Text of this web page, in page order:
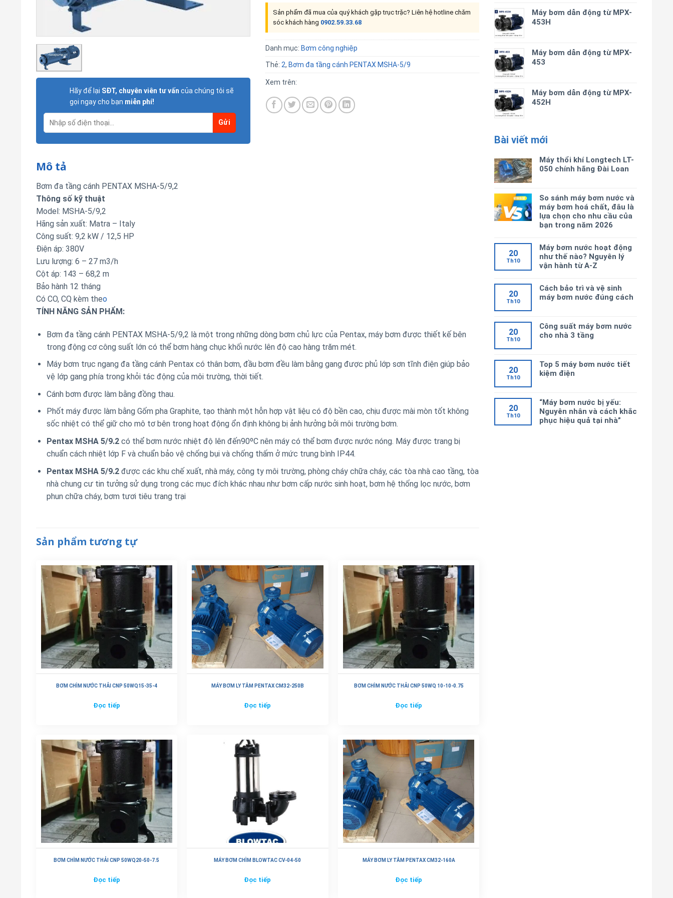
Máy bơm dẫn động từ MPX-
453H
Máy bơm dẫn động từ MPX-
453
Máy bơm dẫn động từ MPX-
452H
Bài viết mới
Máy thổi khí Longtech LT-
050 chính hãng Đài Loan
So sánh máy bơm nước và
máy bơm hoá chất, đâu là
lựa chọn cho nhu cầu của
bạn trong năm 2026
20
Th10
Máy bơm nước hoạt động
như thế nào? Nguyên lý
vận hành từ A-Z
20
Th10
Cách bảo trì và vệ sinh
máy bơm nước đúng cách
20
Th10
Công suất máy bơm nước
cho nhà 3 tầng
20
Th10
Top 5 máy bơm nước tiết
kiệm điện
20
Th10
“Máy bơm nước bị yếu:
Nguyên nhân và cách khắc
phục hiệu quả tại nhà”
Hãy để lại SĐT, chuyên viên tư vấn của chúng tôi sẽ
gọi ngay cho bạn miễn phí!
Sản phẩm đã mua của quý khách gặp trục trặc? Liên hệ hotline chăm
sóc khách hàng 0902.59.33.68
Danh mục: Bơm công nghiệp
Thẻ: 2, Bơm đa tầng cánh PENTAX MSHA-5/9
Xem trên:
Mô tả
Bơm đa tầng cánh PENTAX MSHA-5/9,2
Thông số kỹ thuật
Model: MSHA-5/9,2
Hãng sản xuất: Matra – Italy
Công suất: 9,2 kW / 12,5 HP
Điện áp: 380V
Lưu lượng: 6 – 27 m3/h
Cột áp: 143 – 68,2 m
Bảo hành 12 tháng
Có CO, CQ kèm theo
TÍNH NĂNG SẢN PHẨM:
Bơm đa tầng cánh PENTAX MSHA-5/9,2 là một trong những dòng bơm chủ lực của Pentax, máy bơm được thiết kế bên
trong động cơ công suất lớn có thể bơm hàng chục khối nước lên độ cao hàng trăm mét.
Máy bơm trục ngang đa tầng cánh Pentax có thân bơm, đầu bơm đều làm bằng gang được phủ lớp sơn tĩnh điện giúp bảo
vệ lớp gang phía trong khỏi tác động của môi trường, thời tiết.
Cánh bơm được làm bằng đồng thau.
Phốt máy được làm bằng Gốm pha Graphite, tạo thành một hỗn hợp vật liệu có độ bền cao, chịu được mài mòn tốt không
sốc nhiệt có thể giữ cho mô tơ bên trong hoạt động ổn định không bị ảnh hưởng bởi môi trường bơm.
Pentax MSHA 5/9.2có thể bơm nước nhiệt độ lên đến90ºC nên máy có thể bơm được nước nóng. Máy được trang bị
chuẩn cách nhiệt lớp F và chuẩn bảo vệ chống bụi và chống thấm ở mức trung bình IP44.
Pentax MSHA 5/9.2được các khu chế xuất, nhà máy, công ty môi trường, phòng cháy chữa cháy, các tòa nhà cao tầng, tòa
nhà chung cư tin tưởng sử dụng trong các mục đích khác nhau như bơm cấp nước sinh hoạt, bơm hệ thống lọc nước, bơm
phun chữa cháy, bơm tươi tiêu trang trại
Sản phẩm tương tự
BƠM CHÌM NƯỚC THẢI CNP 50WQ15-35-4
Đọc tiếp
MÁY BƠM LY TÂM PENTAX CM32-250B
Đọc tiếp
BƠM CHÌM NƯỚC THẢI CNP 50WQ 10-10-0.75
Đọc tiếp
BƠM CHÌM NƯỚC THẢI CNP 50WQ20-50-7.5
Đọc tiếp
MÁY BƠM CHÌM BLOWTAC CV-04-50
Đọc tiếp
MÁY BƠM LY TÂM PENTAX CM32-160A
Đọc tiếp